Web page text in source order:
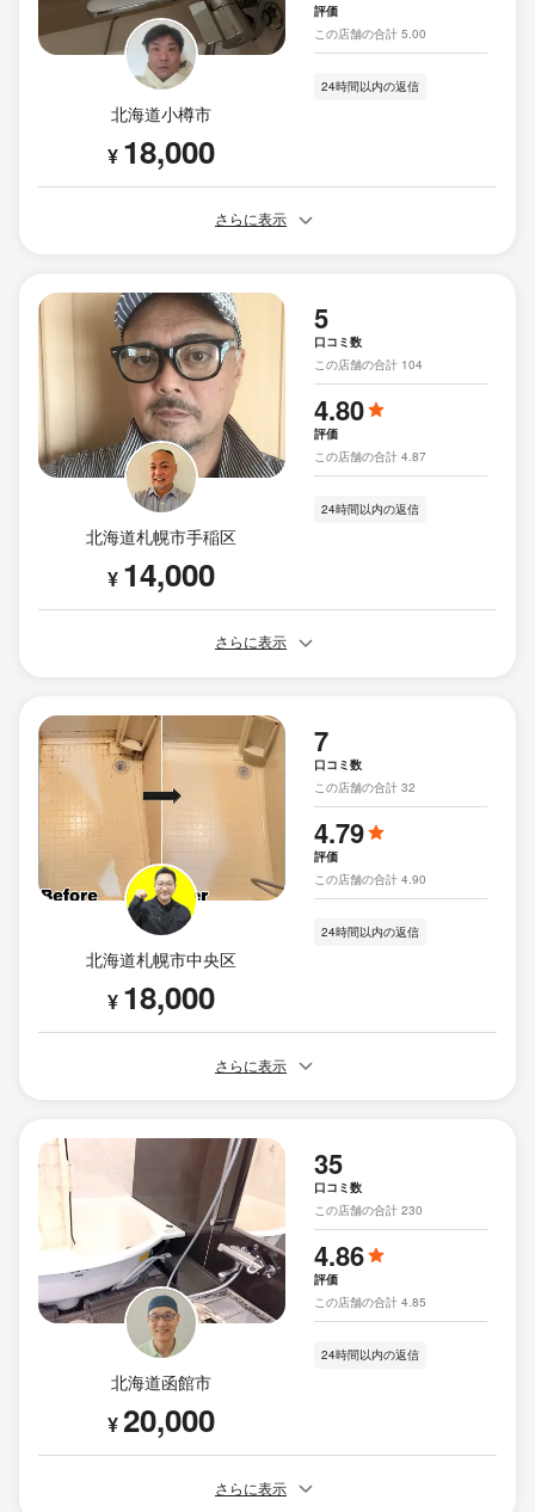
北海道小樽市
¥ 18,000
評価
この店舗の合計 5.00
24時間以内の返信
さらに表示
北海道札幌市手稲区
¥ 14,000
5
口コミ数
この店舗の合計 104
4.80
評価
この店舗の合計 4.87
24時間以内の返信
さらに表示
北海道札幌市中央区
¥ 18,000
7
口コミ数
この店舗の合計 32
4.79
評価
この店舗の合計 4.90
24時間以内の返信
さらに表示
北海道函館市
¥20,000
35
口コミ数
この店舗の合計 230
4.86
評価
この店舗の合計 4.85
24時間以内の返信
さらに表示